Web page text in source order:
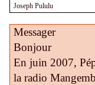
Joseph Pululu
Messager
Bonjour
En juin 2007,
la radio